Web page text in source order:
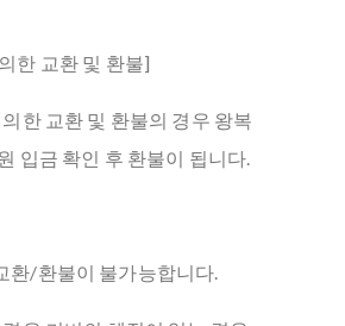
한 교환 및 환불]
한 교환 및 환불의 경우 왕복
입금 확인 후 환불이 됩니다.
환/환불이 불가능합니다.